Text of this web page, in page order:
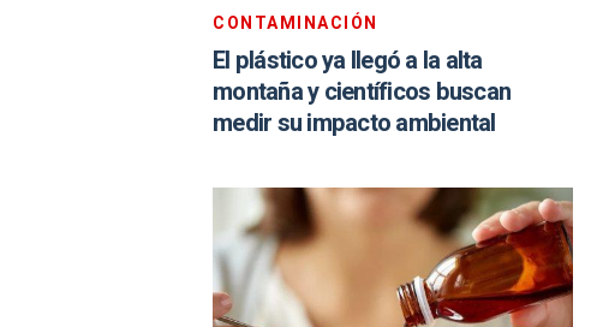
CONTAMINACIÓN
El plástico ya llegó a la alta
montaña y científicos buscan
medir su impacto ambiental